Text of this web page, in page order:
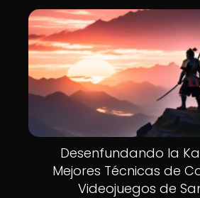
Desenfundando la
Mejores Técnicas de
Videojuegos de